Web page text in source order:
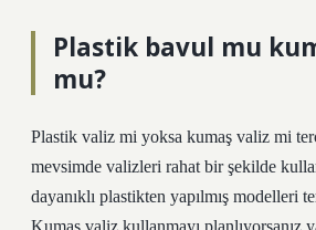
Plastik bavul mu
mu?
Plastik valiz mi yoksa kumaş valiz mi
mevsimde valizleri rahat bir şekilde
dayanıklı plastikten yapılmış modelleri
Kumaş valiz kullanmayı planlıyorsanız